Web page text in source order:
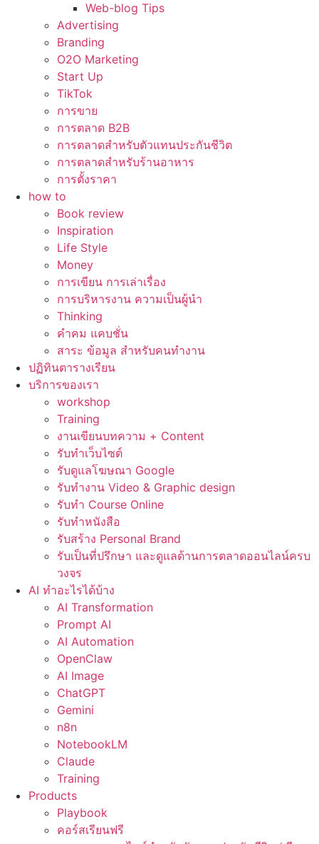
Web-blog Tips
Advertising
Branding
O2O Marketing
Start Up
TikTok
การขาย
การตลาด B2B
การตลาดสำหรับตัวแทนประกันชีวิต
การตลาดสำหรับร้านอาหาร
การตั้งราคา
how to
Book review
Inspiration
Life Style
Money
การเขียน การเล่าเรื่อง
การบริหารงาน ความเป็นผู้นำ
Thinking
คำคม แคบชั่น
สาระ ข้อมูล สำหรับคนทำงาน
ปฏิทินตารางเรียน
บริการของเรา
workshop
Training
งานเขียนบทความ + Content
รับทำเว็บไซต์
รับดูแลโฆษณา Google
รับทำงาน Video & Graphic design
รับทำ Course Online
รับทำหนังสือ
รับสร้าง Personal Brand
รับเป็นที่ปรึกษา และดูแลด้านการตลาดออนไลน์ครบ
วงจร
AI ทำอะไรได้บ้าง
AI Transformation
Prompt AI
AI Automation
OpenClaw
AI Image
ChatGPT
Gemini
n8n
NotebookLM
Claude
Training
Products
Playbook
คอร์สเรียนฟรี